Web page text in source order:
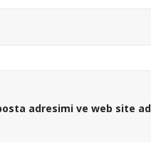
adresimi ve web site